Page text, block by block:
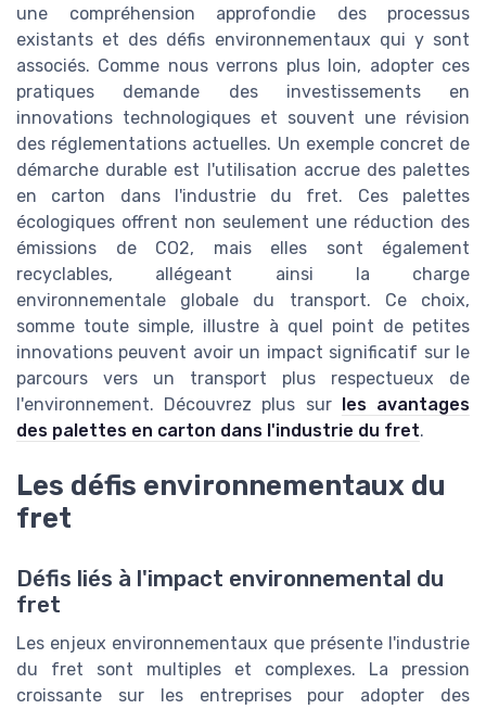
une compréhension approfondie des processus
existants et des défis environnementaux qui y sont
associés. Comme nous verrons plus loin, adopter ces
pratiques demande des investissements en
innovations technologiques et souvent une révision
des réglementations actuelles. Un exemple concret de
démarche durable est l'utilisation accrue des palettes
en carton dans l'industrie du fret. Ces palettes
écologiques offrent non seulement une réduction des
émissions de CO2, mais elles sont également
recyclables, allégeant ainsi la charge
environnementale globale du transport. Ce choix,
somme toute simple, illustre à quel point de petites
innovations peuvent avoir un impact significatif sur le
parcours vers un transport plus respectueux de
l'environnement. Découvrez plus sur
les avantages
des palettes en carton dans l'industrie du fret.
Les défis environnementaux du
fret
Défis liés à l'impact environnemental du
fret
Les enjeux environnementaux que présente l'industrie
du fret sont multiples et complexes. La pression
croissante sur les entreprises pour adopter des